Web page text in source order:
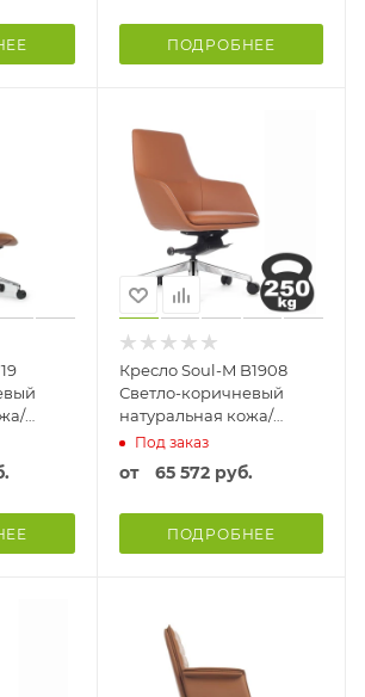
ПОДРОБНЕЕ
Кресло Soul-M B1908
Светло-коричневый
натуральная кожа/
экокожа
Под заказ
от 65 572 руб.
ПОДРОБНЕЕ